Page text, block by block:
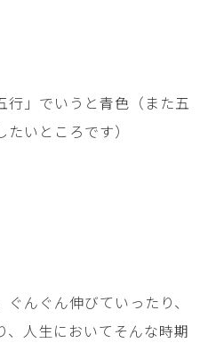
行」でいうと青色（また五
いところです）
んぐん伸びていったり、
、人生においてそんな時期